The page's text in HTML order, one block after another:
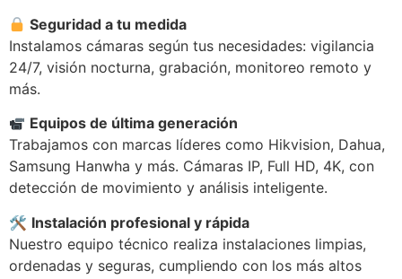
Seguridad a tu medida
Instalamos cámaras según tus necesidades: vigilancia
24/7, visión nocturna, grabación, monitoreo remoto y
más.
Equipos de última generación
Trabajamos con marcas líderes como Hikvision, Dahua,
Samsung Hanwha y más. Cámaras IP, Full HD, 4K, con
detección de movimiento y análisis inteligente.
🛠 Instalación profesional y rápida
Nuestro equipo técnico realiza instalaciones limpias,
ordenadas y seguras, cumpliendo con los más altos